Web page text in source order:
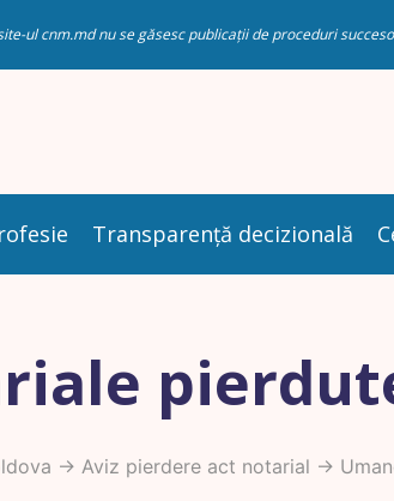
ul cnm.md nu se găsesc publicații de proceduri
Transparență decizională
-> Aviz pierdere act notarial ->